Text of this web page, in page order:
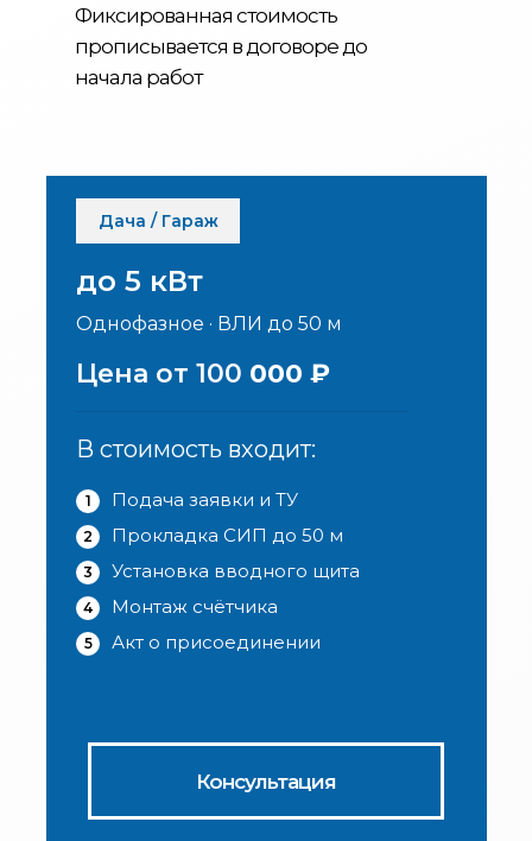
Фиксированная стоимость
прописывается в договоре до
начала работ
до 5 кВт
Цена от 100 000 ₽
Дача / Гараж
В стоимость входит:
Подача заявки и ТУ
1
Прокладка СИП до 50 м
2
Установка вводного щита
3
Монтаж счётчика
4
Акт о присоединении
5
Однофазное · ВЛИ до 50 м
Консультация